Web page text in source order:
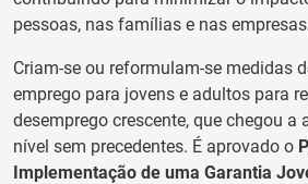
pessoas, nas famílias e nas
Criam-se ou reformulam-se medidas
emprego para jovens e adultos para
desemprego crescente, que chegou a
nível sem precedentes. É aprovado o
Implementação de uma Garantia